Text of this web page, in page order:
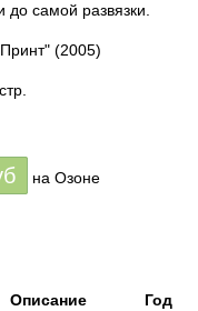
самой развязки.
(2005)
на Озоне
Описание
Год